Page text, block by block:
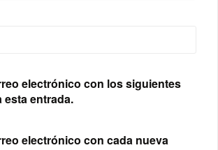
electrónico con los siguientes
esta entrada.
electrónico con cada nueva